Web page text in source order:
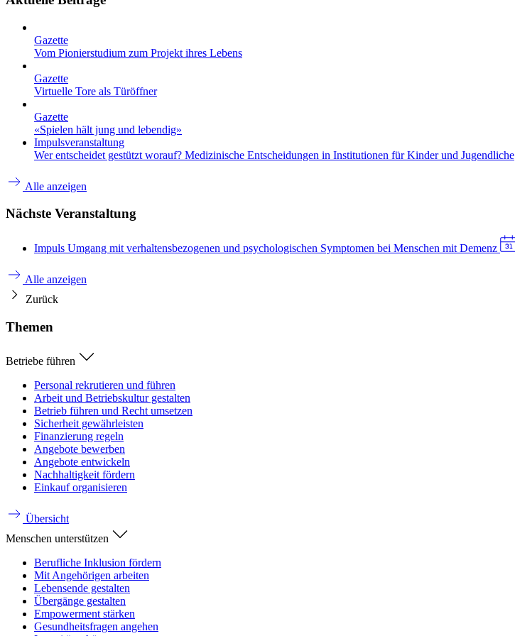
Gazette
Vom Pionierstudium zum Projekt ihres Lebens
Gazette
Virtuelle Tore als Türöffner
Gazette
«Spielen hält jung und lebendig»
Impulsveranstaltung
Wer entscheidet gestützt worauf? Medizinische Entscheidungen in Institutionen für Kinder und Jugendliche
Alle anzeigen
Nächste Veranstaltung
Impuls Umgang mit verhaltensbezogenen und psychologischen Symptomen bei Menschen mit Demenz
Alle anzeigen
Zurück
Themen
Betriebe führen
Personal rekrutieren und führen
Arbeit und Betriebskultur gestalten
Betrieb führen und Recht umsetzen
Sicherheit gewährleisten
Finanzierung regeln
Angebote bewerben
Angebote entwickeln
Nachhaltigkeit fördern
Einkauf organisieren
Übersicht
Menschen unterstützen
Berufliche Inklusion fördern
Mit Angehörigen arbeiten
Lebensende gestalten
Übergänge gestalten
Empowerment stärken
Gesundheitsfragen angehen